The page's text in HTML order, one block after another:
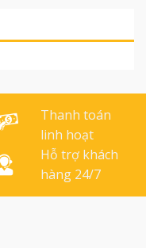
Thanh toán
linh hoạt
Hỗ trợ khách
hàng 24/7